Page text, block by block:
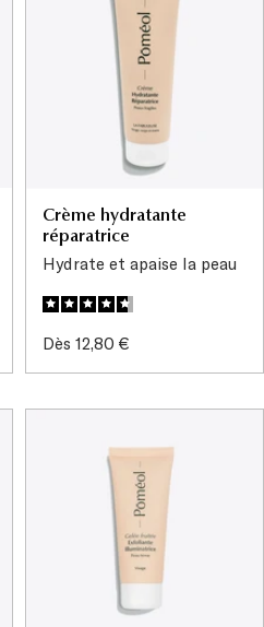
Crème hydratante
réparatrice
Hydrate et apaise la peau
Prix
Dès 12,80 €